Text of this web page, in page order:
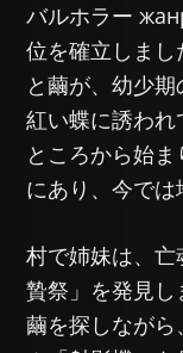
バルホラー
位を確立しま
と繭が、幼少
紅い蝶に誘わ
ところから始
にあり、今では
村で姉妹は、
贄祭」を発見し
繭を探しなが